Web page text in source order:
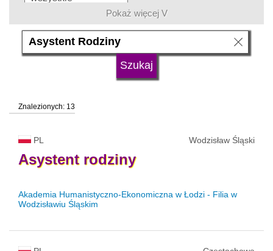
język
status uczelni
Pokaż więcej V
Znalezionych: 13
PL Wodzisław Śląski
Asystent rodziny
Akademia Humanistyczno-Ekonomiczna w Łodzi - Filia w
Wodzisławiu Śląskim